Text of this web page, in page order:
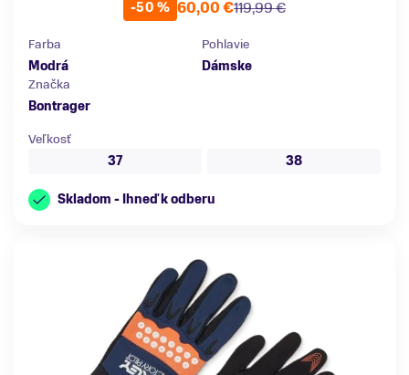
-50 %
119,99 €
60,00 €
Farba
Modrá
Pohlavie
Dámske
Značka
Bontrager
Veľkosť
37
38
Skladom - Ihneď k odberu